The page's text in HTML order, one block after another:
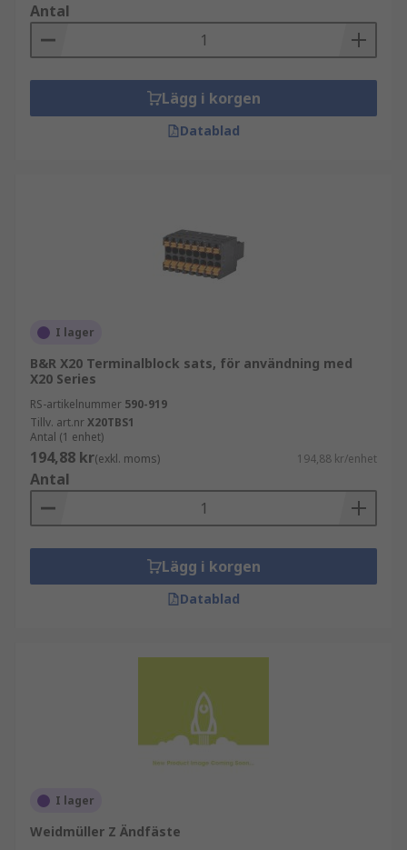
Antal
Lägg i korgen
Datablad
I lager
B&R X20 Terminalblock sats, för användning med
X20 Series
RS-artikelnummer 590-919
Tillv. art.nrX20TBS1
Antal (1 enhet)
194,88 kr(exkl. moms) 194,88 kr/enhet
Antal
Lägg i korgen
Datablad
I lager
Weidmüller Z Ändfäste